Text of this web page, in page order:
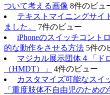
ついて考える画像 8件のビュ
テキストマイニングサイ
ました。
7件のビュー
iPhoneのスイッチコント
的な動作をさせる方法 5件の
マジカル展示団体４「ド
（HMDT）」
4件のビュー
カスタマイズ可能なスイ
「重度肢体不自由児のための